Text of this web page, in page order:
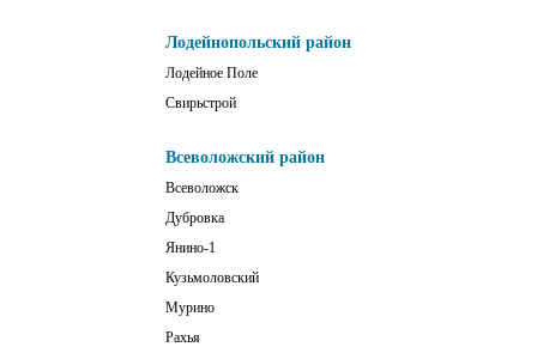
Лодейнопольский район
Лодейное Поле
Свирьстрой
Всеволожский район
Всеволожск
Дубровка
Янино-1
Кузьмоловский
Мурино
Рахья